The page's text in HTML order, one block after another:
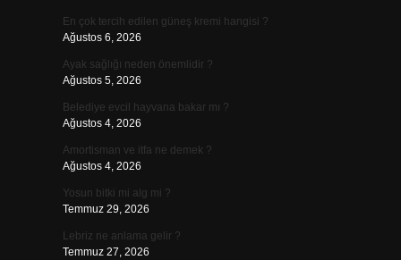
En çok tercih edilen güneş kremi hangisi ?
Ağustos 6, 2026
Ayak sağlığı neden önemlidir ?
Ağustos 5, 2026
Belediye evcil hayvana bakar mı ?
Ağustos 4, 2026
Amortisman ve itfa ne demek ?
Ağustos 4, 2026
Yosun bitki mi alg mi ?
Temmuz 29, 2026
Lebriz ne anlama gelir ?
Temmuz 27, 2026